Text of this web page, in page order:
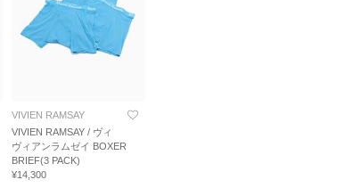
VIVIEN RAMSAY
VIVIEN RAMSAY / ヴィ
ヴィアンラムゼイ BOXER
BRIEF(3 PACK)
¥14,300